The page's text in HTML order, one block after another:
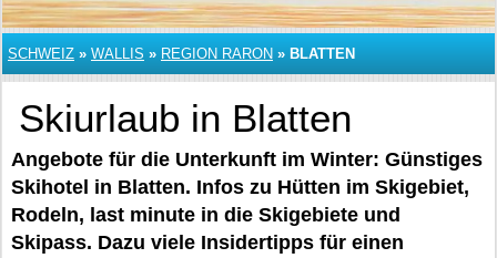
SCHWEIZ » WALLIS » REGION RARON » BLATTEN
Skiurlaub in Blatten
Angebote für die Unterkunft im Winter: Günstiges
Skihotel in Blatten. Infos zu Hütten im Skigebiet,
Rodeln, last minute in die Skigebiete und
Skipass. Dazu viele Insidertipps für einen